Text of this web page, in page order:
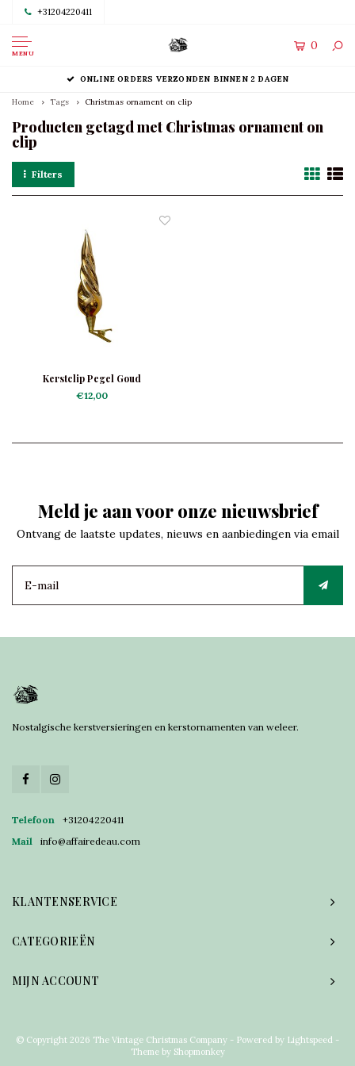
+31204220411
MENU
0
ONLINE ORDERS VERZONDEN BINNEN 2 DAGEN
Home Tags Christmas ornament on clip
Producten getagd met Christmas ornament on
clip
Filters
Kerstclip Pegel Goud
€12,00
Meld je aan voor onze nieuwsbrief
Ontvang de laatste updates, nieuws en aanbiedingen via email
Nostalgische kerstversieringen en kerstornamenten van weleer.
Telefoon
+31204220411
Mail
info@affairedeau.com
KLANTENSERVICE
CATEGORIEËN
MIJN ACCOUNT
© Copyright 2026 The Vintage Christmas Company - Powered by Lightspeed -
Theme by Shopmonkey